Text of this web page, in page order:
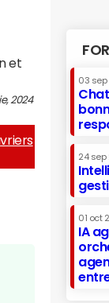
et
2024
03 sep
24 sep
01 oct
IA